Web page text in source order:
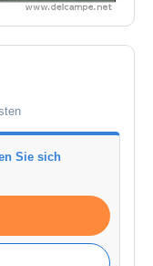
Sie sich